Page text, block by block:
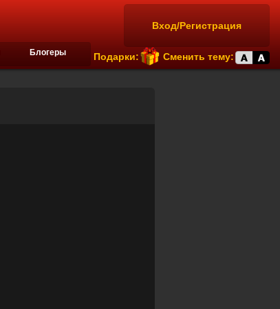
Вход/Регистрация
Подарки: Сменить тему:
Блогеры